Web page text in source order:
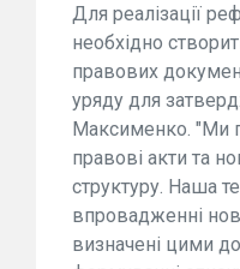
Для реалізації
необхідно
правових
уряду для
Максименко. "Ми
правові акти та
структуру. Наша
впровадженні
визначені цими